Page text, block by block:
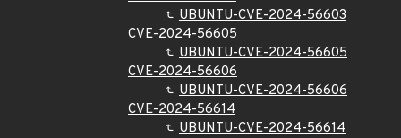
UBUNTU-CVE-2024-56603
CVE-2024-56605
UBUNTU-CVE-2024-56605
CVE-2024-56606
UBUNTU-CVE-2024-56606
CVE-2024-56614
UBUNTU-CVE-2024-56614